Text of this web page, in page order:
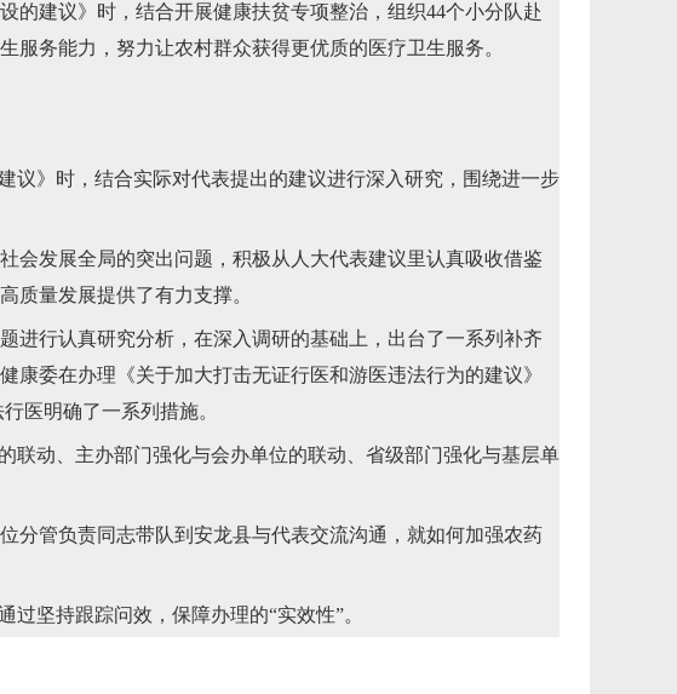
建议》时，结合开展健康扶贫专项整治，组织44个小分队赴
务能力，努力让农村群众获得更优质的医疗卫生服务。
》时，结合实际对代表提出的建议进行深入研究，围绕进一步
发展全局的突出问题，积极从人大代表建议里认真吸收借鉴
质量发展提供了有力支撑。
行认真研究分析，在深入调研的基础上，出台了一系列补齐
委在办理《关于加大打击无证行医和游医违法行为的建议》
医明确了一系列措施。
动、主办部门强化与会办单位的联动、省级部门强化与基层单
管负责同志带队到安龙县与代表交流沟通，就如何加强农药
坚持跟踪问效，保障办理的“实效性”。